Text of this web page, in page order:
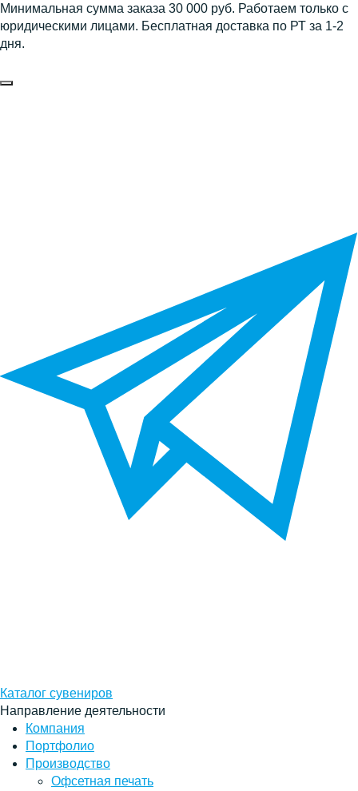
Минимальная сумма заказа 30 000 руб. Работаем только с
юридическими лицами. Бесплатная доставка по РТ за 1-2
дня.
Каталог сувениров
Направление деятельности
Компания
Портфолио
Производство
Офсетная печать